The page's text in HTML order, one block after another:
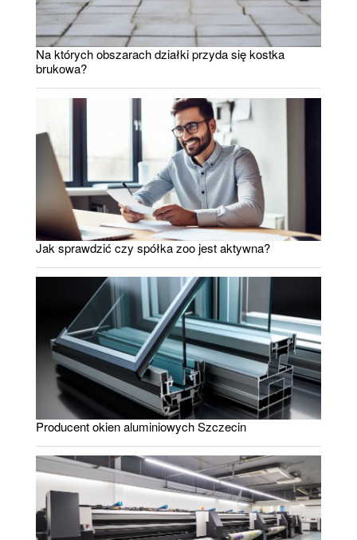
Na których obszarach działki przyda się kostka
brukowa?
Jak sprawdzić czy spółka zoo jest aktywna?
Producent okien aluminiowych Szczecin